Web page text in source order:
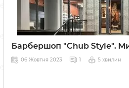
Барбершоп "Chub Style".
06 Жовтня 2023 1 5 хвилин